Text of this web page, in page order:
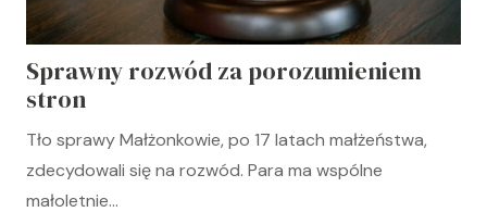
Sprawny rozwód za porozumieniem
stron
Tło sprawy Małżonkowie, po 17 latach małżeństwa,
zdecydowali się na rozwód. Para ma wspólne
małoletnie…